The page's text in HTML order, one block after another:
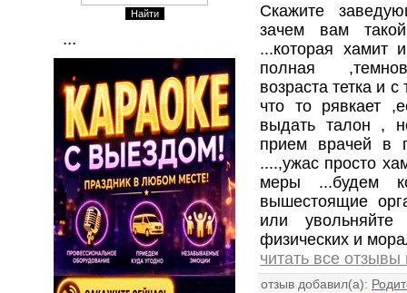
...
Скажите
зачем вам
...которая хамит
полная
возраста тетка и
что то рявкает
выдать талон ,
прием врачей в
....,ужас просто
меры ...будем
вышестоящие
или
физических и
читать все
отзыв добавил(а):